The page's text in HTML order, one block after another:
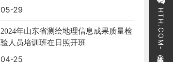
05-29
2024年山东省测绘地理信息成果质量检
验人员培训班在日照开班
04-25
HTH.COM-华体会（中国）